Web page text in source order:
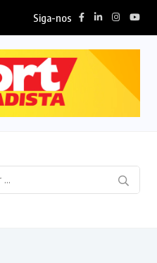
Siga-nos